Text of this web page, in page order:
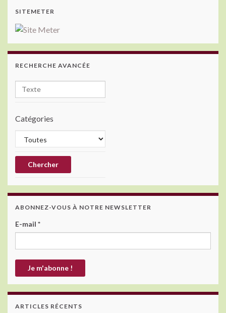
SITEMETER
RECHERCHE AVANCÉE
Catégories
ABONNEZ-VOUS À NOTRE NEWSLETTER
E-mail *
ARTICLES RÉCENTS